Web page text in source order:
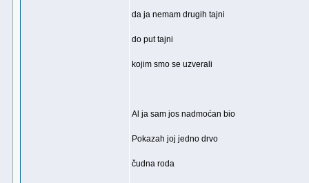
da ja nemam drugih tajni
do put tajni
kojim smo se uzverali
Al ja sam jos nadmoćan bio
Pokazah joj jedno drvo
čudna roda